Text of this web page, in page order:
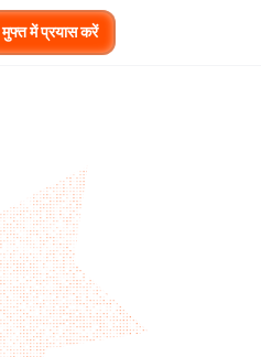
मुफ्त में प्रयास करें